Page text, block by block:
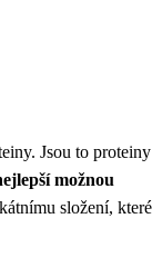
Jsou to proteiny
možnou
složení, které